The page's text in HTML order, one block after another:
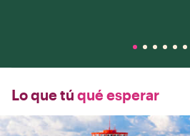
Lo que tú qué esperar